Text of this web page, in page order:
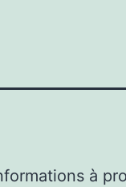
à